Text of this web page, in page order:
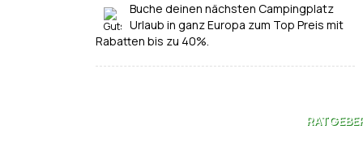
Buche deinen nächsten Campingplatz
Urlaub in ganz Europa zum Top Preis mit
Rabatten bis zu 40%.